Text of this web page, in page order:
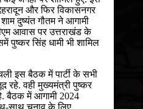
और फिर विकासनगर
दुष्यंत गौतम ने आगामी
आवास पर उत्तराखंड के
सिंह धामी भी शामिल
इस बैठक में पार्टी के सभी
रहे. वही मुख्यमंत्री पुष्कर
बैठक में आगामी 2024
साथ चुनाव के लिए